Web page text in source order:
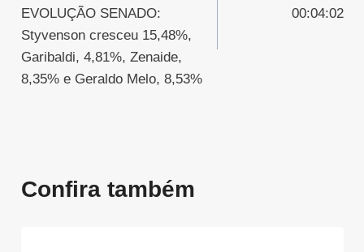
Post
EVOLUÇÃO SENADO:
Styvenson cresceu 15,48%,
Garibaldi, 4,81%, Zenaide,
8,35% e Geraldo Melo, 8,53%
00:04:02
Confira também